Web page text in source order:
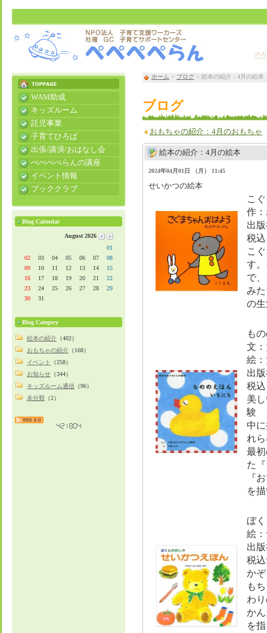
ホーム > ブログ > 絵本の紹介：4月の絵本
ブログ
おもちゃの紹介：4月のおもちゃ
絵本の紹介：4月の絵本
2024年04月01日 （月） 11:45
せいかつの絵本
こ
作
出
税
こ
す
で
み
の
も
文
絵
出
税
美
験
中
れ
最
た
『
を
ぼ
絵
出
税込
か
も
わ
か
を
WAM助成
キッズルーム
託児事業
子育てひろば
出張/講演/おはなし会
ぺぺぺぺらんの講座
イベント情報
ブッククラブ
Blog Calendar
August 2026
01
02
03 04 05 06 07
08
09
10 11 12 13 14
15
16
17 18 19 20 21
22
23
24 25 26 27 28
29
30
31
Blog Category
絵本の紹介 （402）
おもちゃの紹介 （168）
イベント
（258）
お知らせ （344）
キッズルーム通信 （96）
未分類 （2）